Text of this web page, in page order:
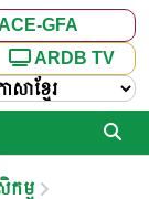
GFA
ARDB TV
ម្ម